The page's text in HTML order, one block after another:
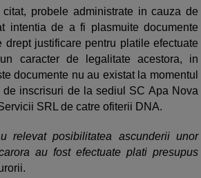
citat, probele administrate in cauza de
intentia de a fi plasmuite documente
drept justificare pentru platile efectuate
caracter de legalitate acestora, in
documente nu au existat la momentul
inscrisuri de la sediul SC Apa Nova
SRL de catre ofiterii DNA.
relevat posibilitatea ascunderii unor
au fost efectuate plati presupus